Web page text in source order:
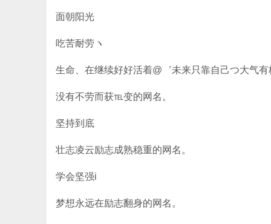
面朝阳光
吃苦耐劳ヽゝ
生命、在继续好好活着@゛未来只靠自己つ大气有
没有不劳而获℡变的网名。
坚持到底
壮志凌云励志成熟稳重的网名。
学会坚强i
梦想永远在励志翻身的网名。